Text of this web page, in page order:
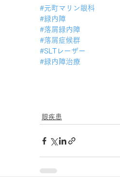
#元町マリン眼科
#緑内障
#落屑緑内障
#落屑症候群
#SLTレーザー
#緑内障治療
眼疾患